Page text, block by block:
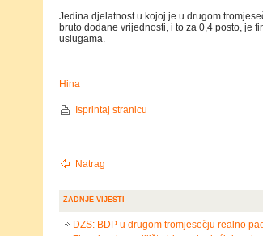
Jedina djelatnost u kojoj je u drugom
bruto dodane vrijednosti, i to za 0,4 posto, je
uslugama.
Hina
Isprintaj stranicu
Natrag
ZADNJE VIJESTI
DZS: BDP u drugom tromjesečju realno